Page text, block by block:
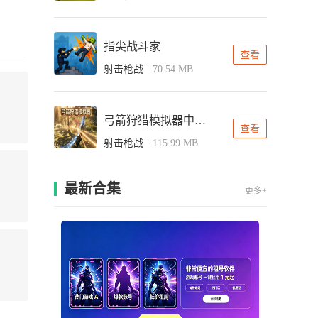
指尖战斗家
射击枪战 70.54 MB
查看
弓箭狩猎模拟器中文版
射击枪战 115.99 MB
查看
最新合集 更多+